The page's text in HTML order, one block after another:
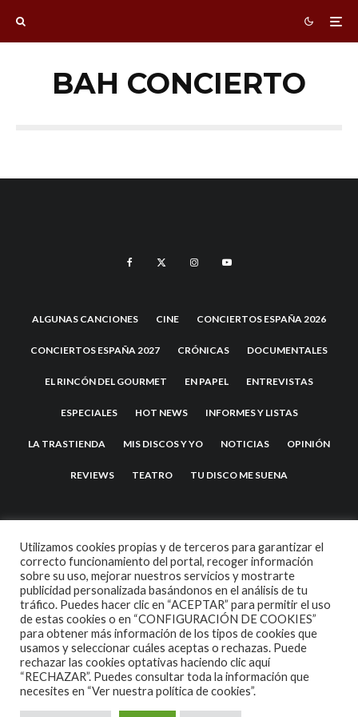
BAH CONCIERTO
ALGUNAS CANCIONES CINE CONCIERTOS ESPAÑA 2026
CONCIERTOS ESPAÑA 2027 CRÓNICAS DOCUMENTALES
EL RINCÓN DEL GOURMET EN PAPEL ENTREVISTAS
ESPECIALES HOT NEWS INFORMES Y LISTAS
LA TRASTIENDA MIS DISCOS Y YO NOTICIAS OPINIÓN
REVIEWS TEATRO TU DISCO ME SUENA
2007 COPYRIGHT -CODETIPITHEME
Utilizamos cookies propias y de terceros para garantizar el
correcto funcionamiento del portal, recoger información
sobre su uso, mejorar nuestros servicios y mostrarte
publicidad personalizada basándonos en el análisis de tu
tráfico. Puedes hacer clic en “ACEPTAR” para permitir el uso
de estas cookies o en “CONFIGURACIÓN DE COOKIES”
para obtener más información de los tipos de cookies que
usamos y seleccionar cuáles aceptas o rechazas. Puede
rechazar las cookies optativas haciendo clic aquí
“RECHAZAR”. Puedes consultar toda la información que
necesites en “Ver nuestra política de cookies”.